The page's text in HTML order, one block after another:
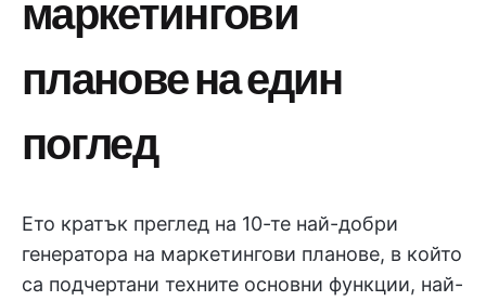
маркетингови
планове на един
поглед
Ето кратък преглед на 10-те най-добри
генератора на маркетингови планове, в който
са подчертани техните основни функции, най-